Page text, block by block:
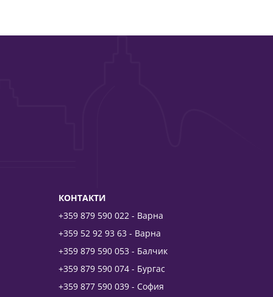
КОНТАКТИ
+359 879 590 022 - Варна
+359 52 92 93 63 - Варна
+359 879 590 053 - Балчик
+359 879 590 074 - Бургас
+359 877 590 039 - София